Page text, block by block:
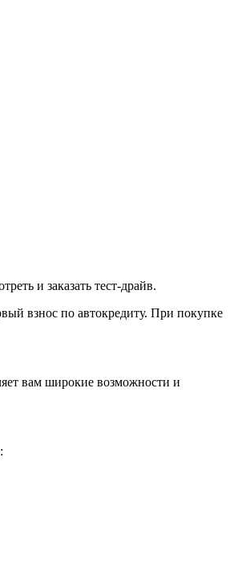
и заказать тест-драйв.
взнос по автокредиту. При покупке
вам широкие возможности и